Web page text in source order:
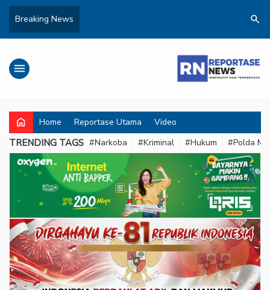
Breaking News search
menu
home Home Reportase Utama Video
TRENDING TAGS #Narkoba #Kriminal #Hukum #Polda